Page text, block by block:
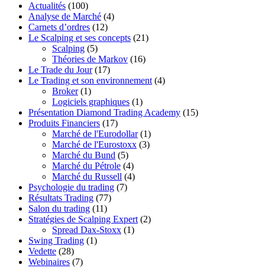
Actualités (100)
Analyse de Marché (4)
Carnets d’ordres (12)
Le Scalping et ses concepts (21)
Scalping (5)
Théories de Markov (16)
Le Trade du Jour(17)
Le Trading et son environnement (4)
Broker(1)
Logiciels graphiques (1)
Présentation Diamond Trading Academy (15)
Produits Financiers (17)
Marché de l'Eurodollar(1)
Marché de l'Eurostoxx (3)
Marché du Bund (5)
Marché du Pétrole (4)
Marché du Russell (4)
Psychologie du trading (7)
Résultats Trading (77)
Salon du trading (11)
Stratégies de Scalping Expert (2)
Spread Dax-Stoxx (1)
Swing Trading (1)
Vedette (28)
Webinaires (7)